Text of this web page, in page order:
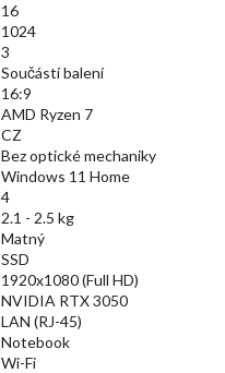
16
1024
3
Součástí balení
16:9
AMD Ryzen 7
CZ
Bez optické mechaniky
Windows 11 Home
4
2.1 - 2.5 kg
Matný
SSD
1920x1080 (Full HD)
NVIDIA RTX 3050
LAN (RJ-45)
Notebook
Wi-Fi